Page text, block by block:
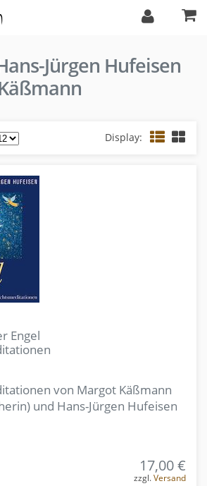
Jürgen Hufeisen
Display:
Engel
von Margot Käßmann
und Hans-Jürgen Hufeisen
17,00 €
zzgl.Versand